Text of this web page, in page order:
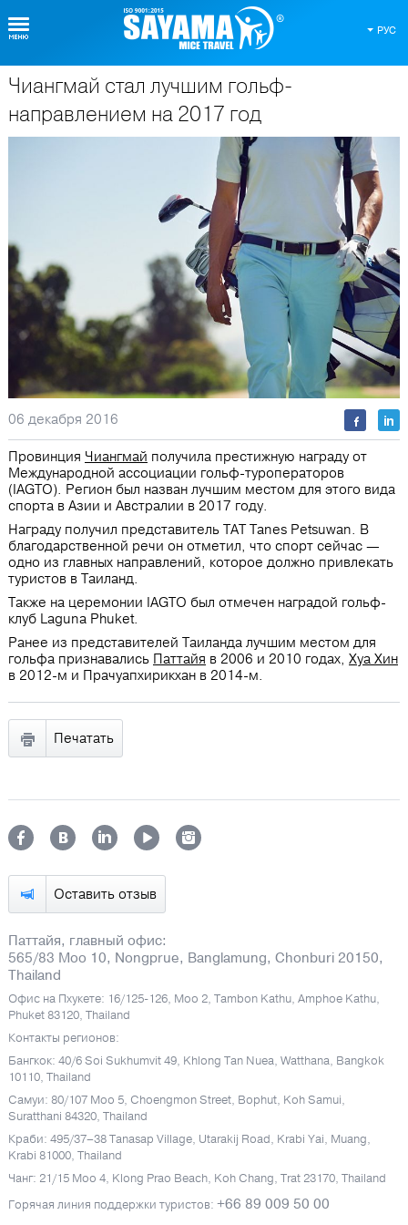
РУС
О Таиланде
Оставить отзыв
Паттайя, главный офис:
565/83 Moo 10, Nongprue, Banglamung, Chonburi 20150,
Thailand
Офис на Пхукете: 16/125-126, Moo 2, Tambon Kathu, Amphoe Kathu,
Phuket 83120, Thailand
Контакты регионов:
Бангкок: 40/6 Soi Sukhumvit 49, Khlong Tan Nuea, Watthana, Bangkok
10110, Thailand
Самуи: 80/107 Moo 5, Choengmon Street, Bophut, Koh Samui,
Suratthani 84320, Thailand
Краби: 495/37–38 Tanasap Village, Utarakij Road, Krabi Yai, Muang,
Krabi 81000, Thailand
Чанг: 21/15 Moo 4, Klong Prao Beach, Koh Chang, Trat 23170, Thailand
Горячая линия поддержки туристов: +66 89 009 50 00
Чиангмай стал лучшим гольф-
направлением на 2017 год
06 декабря 2016
Провинция Чиангмай получила престижную награду от
Международной ассоциации гольф-туроператоров
(IAGTO). Регион был назван лучшим местом для этого вида
спорта в Азии и Австралии в 2017 году.
Награду получил представитель ТАТ Tanes Petsuwan. В
благодарственной речи он отметил, что спорт сейчас —
одно из главных направлений, которое должно привлекать
туристов в Таиланд.
Также на церемонии IAGTO был отмечен наградой гольф-
клуб Laguna Phuket.
Ранее из представителей Таиланда лучшим местом для
гольфа признавались Паттайя в 2006 и 2010 годах, Хуа Хин
в 2012-м и Прачуапхирикхан в 2014-м.
Печатать